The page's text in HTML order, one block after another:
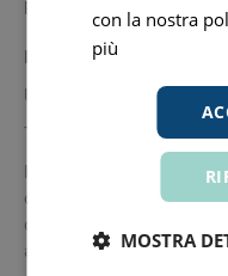
protezione.
Precauzioni
Utilizzare in bambini a
Tenere bambini e
Pediatri e
direttamente al sole e
cappello, occhiali da
alto SPF appositamente
con la nostra
più
MOSTRA